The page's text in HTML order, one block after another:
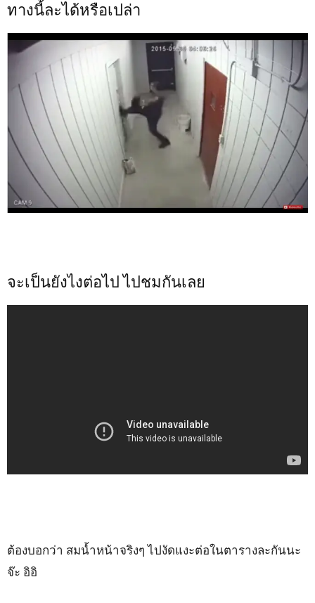
ทางนี้ละได้หรือเปล่า
จะเป็นยังไงต่อไป ไปชมกันเลย
ต้องบอกว่า สมน้ำหน้าจริงๆ ไปงัดแงะต่อในตารางละกันนะ
จ๊ะ อิอิ